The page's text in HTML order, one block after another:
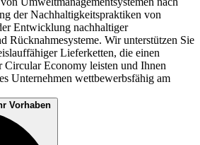
der Nachhaltigkeitspraktiken von
Entwicklung nachhaltiger
Rücknahmesysteme. Wir unterstützen Sie
Lieferketten, die einen
Economy leisten und Ihnen
Unternehmen wettbewerbsfähig am